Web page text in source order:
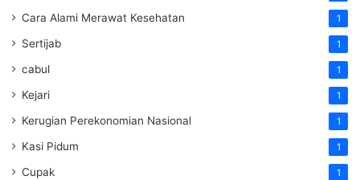
Cara Alami Merawat Kesehatan 1
Sertijab 1
cabul 1
Kejari 1
Kerugian Perekonomian Nasional 1
Kasi Pidum 1
Cupak 1